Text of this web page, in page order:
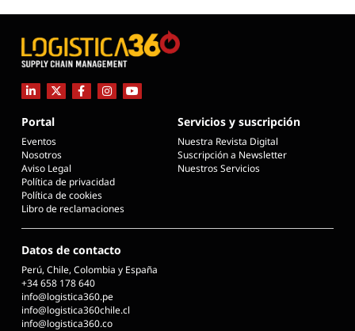
Portal
Eventos
Nosotros
Aviso Legal
Política de privacidad
Política de cookies
Libro de reclamaciones
Servicios y suscripción
Nuestra Revista Digital
Suscripción a Newsletter
Nuestros Servicios
Datos de contacto
Perú, Chile, Colombia y España
+34 658 178 640
info@logistica360.pe
info@logistica360chile.cl
info@logistica360.co